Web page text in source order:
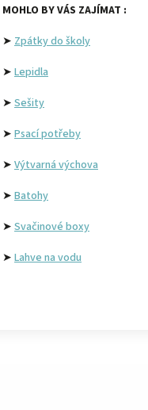
MOHLO BY VÁS ZAJÍMAT :
➤ Zpátky do školy
➤ Lepidla
➤ Sešity
➤ Psací potřeby
➤ Výtvarná výchova
➤ Batohy
➤ Svačinové boxy
➤ Lahve na vodu